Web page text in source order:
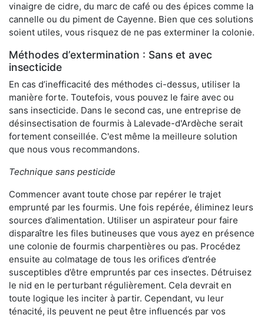
vinaigre de cidre, du marc de café ou des épices comme la
cannelle ou du piment de Cayenne. Bien que ces solutions
soient utiles, vous risquez de ne pas exterminer la colonie.
Méthodes d’extermination : Sans et avec
insecticide
En cas d’inefficacité des méthodes ci-dessus, utiliser la
manière forte. Toutefois, vous pouvez le faire avec ou
sans insecticide. Dans le second cas, une entreprise de
désinsectisation de fourmis à Lalevade-d'Ardèche serait
fortement conseillée. C'est même la meilleure solution
que nous vous recommandons.
Technique sans pesticide
Commencer avant toute chose par repérer le trajet
emprunté par les fourmis. Une fois repérée, éliminez leurs
sources d’alimentation. Utiliser un aspirateur pour faire
disparaître les files butineuses que vous ayez en présence
une colonie de fourmis charpentières ou pas. Procédez
ensuite au colmatage de tous les orifices d’entrée
susceptibles d’être empruntés par ces insectes. Détruisez
le nid en le perturbant régulièrement. Cela devrait en
toute logique les inciter à partir. Cependant, vu leur
ténacité, ils peuvent ne peut être influencés par vos